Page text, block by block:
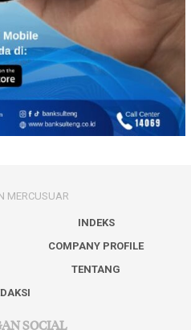
INDEKS
COMPANY PROFILE
TENTANG
SOCIAL